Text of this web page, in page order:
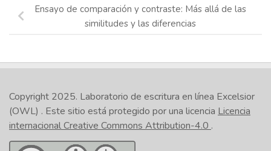
Ensayo de comparación y contraste: Más allá de las
similitudes y las diferencias
Copyright 2025. Laboratorio de escritura en línea Excelsior
(OWL) . Este sitio está protegido por una licencia Licencia
internacional Creative Commons Attribution-4.0 .